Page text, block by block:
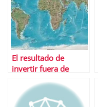
El resultado de
invertir fuera de